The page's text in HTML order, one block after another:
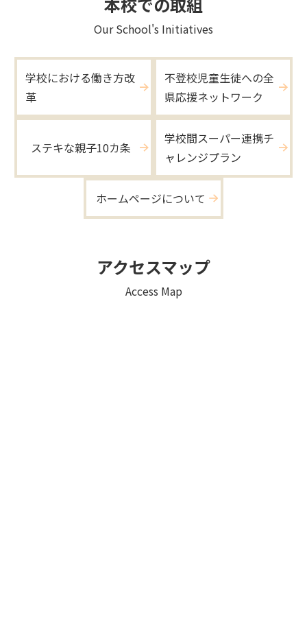
Our School's Initiatives
学校における働き方改
革
不登校児童生徒への全
県応援ネットワーク
ステキな親子10カ条
学校間スーパー連携チ
ャレンジプラン
ホームページについて
アクセスマップ
Access Map